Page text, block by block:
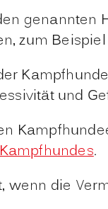
genannten
, zum
und
.
wenn die